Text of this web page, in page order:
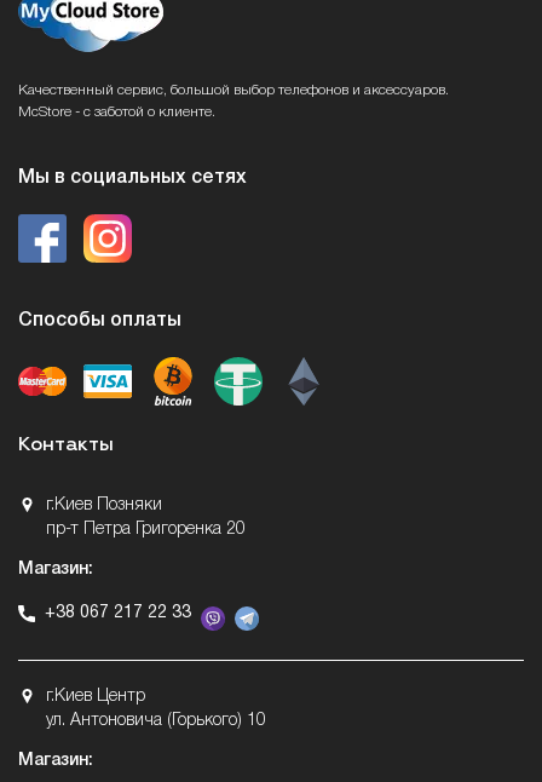
Качественный сервис, большой выбор телефонов и аксессуаров.
McStore - с заботой о клиенте.
Мы в социальных сетях
Способы оплаты
Контакты
г.Киев Позняки
пр-т Петра Григоренка 20
Магазин:
+38 067 217 22 33
г.Киев Центр
ул. Антоновича (Горького) 10
Магазин: